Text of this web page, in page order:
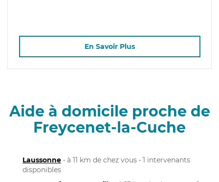
En Savoir Plus
Aide à domicile proche de
Freycenet-la-Cuche
Laussonne • à 11 km de chez vous • 1 intervenants
disponibles